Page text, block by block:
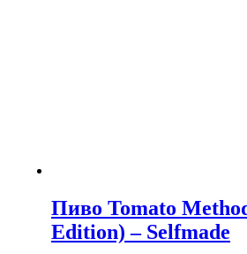
Пиво Tomato
Edition) – Selfmade